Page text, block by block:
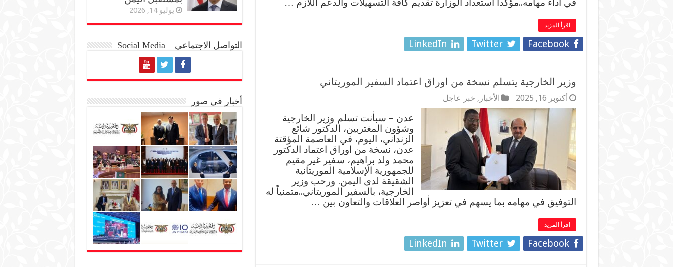
اقرأ المزيد
Facebook
Twitter
LinkedIn
وزير الخارجية يتسلم نسخة من اوراق اعتماد السفير الموريتاني
أكتوبر 16, 2025 الأخبار , خبر عاجل
عدن – سبأنت تسلم وزير الخارجية
وشؤون المغتربين، الدكتور شائع
الزنداني، اليوم، في العاصمة المؤقتة
عدن، نسخة من اوراق اعتماد الدكتور
محمد ولد براهيم، سفير غير مقيم
للجمهورية الإسلامية الموريتانية
الشقيقة لدى اليمن. ورحب وزير
الخارجية، بالسفير الموريتاني..متمنياً له
التوفيق في مهامه بما يسهم في تعزيز أواصر العلاقات والتعاون بين …
اقرأ المزيد
Facebook
Twitter
LinkedIn
يوليو 14, 2026
التواصل الاجتماعي – Social Media
أخبار في صور